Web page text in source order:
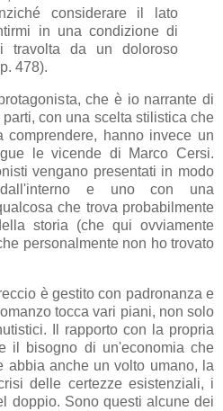
considerare il lato
in una condizione di
travolta da un doloroso
478).
che è io narrante di
con una scelta stilistica che
comprendere, hanno invece un
le vicende di Marco Cersi.
vengano presentati in modo
e uno con una
che trova probabilmente
storia (che qui ovviamente
personalmente non ho trovato
è gestito con padronanza e
tocca vari piani, non solo
Il rapporto con la propria
il bisogno di un'economia che
abbia anche un volto umano, la
delle certezze esistenziali, i
doppio. Sono questi alcune dei